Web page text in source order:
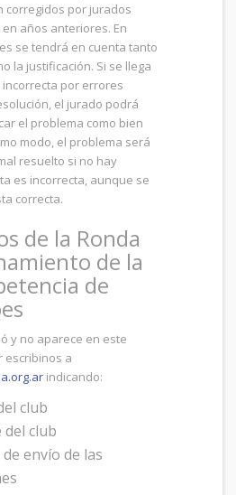
corregidos por jurados
años anteriores. En
se tendrá en cuenta tanto
la justificación. Si se llega
por errores
el jurado podrá
el problema como bien
modo, el problema será
resuelto si no hay
es incorrecta, aunque se
correcta.
de la Ronda
de la
de
y no aparece en este
escribinos a
indicando:
club
club
envío de las